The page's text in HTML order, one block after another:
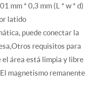
mm * 0,3 mm (L * w * d)
latido
puede conectar la
requisitos para
el área está limpia y libre
magnetismo remanente